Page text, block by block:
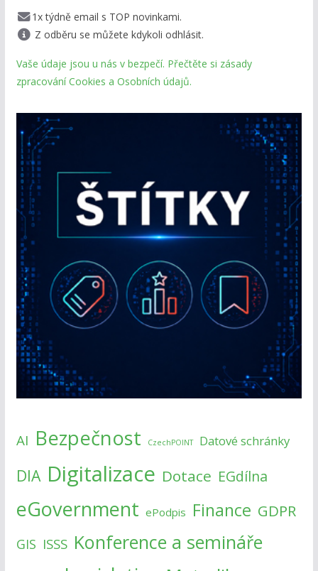
1x týdně email s TOP novinkami.
Z odběru se můžete kdykoli odhlásit.
Vaše údaje jsou u nás v bezpečí. Přečtěte si zásady
zpracování Cookies a Osobních údajů.
AI Bezpečnost CzechPOINT Datové schránky
DIA Digitalizace Dotace EGdílna
eGovernment ePodpis Finance GDPR
GIS ISSS Konference a semináře